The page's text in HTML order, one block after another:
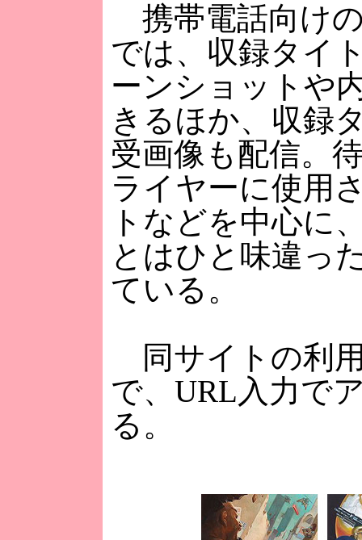
携帯電話向け
では、収録タイ
ーンショットや
きるほか、収録
受画像も配信。
ライヤーに使用
トなどを中心に
とはひと味違っ
ている。
同サイトの利
で、URL入力で
る。